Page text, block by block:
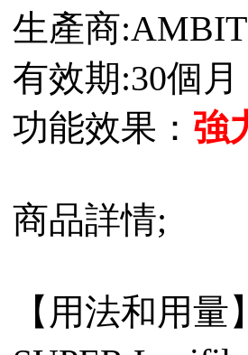
生產商
有效期:30個月
功能效果： 強
商品詳情;
【用法和用